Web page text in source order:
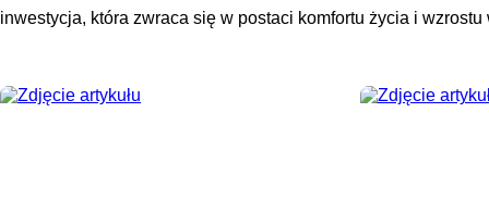
inwestycja, która zwraca się w postaci komfortu życia i